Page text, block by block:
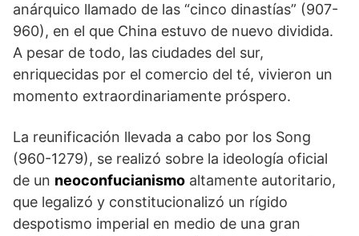
anárquico llamado de las “cinco dinastías” (907-
960), en el que China estuvo de nuevo dividida.
A pesar de todo, las ciudades del sur,
enriquecidas por el comercio del té, vivieron un
momento extraordinariamente próspero.
La reunificación llevada a cabo por los Song
(960-1279), se realizó sobre la ideología oficial
de un neoconfucianismo altamente autoritario,
que legalizó y constitucionalizó un rígido
despotismo imperial en medio de una gran